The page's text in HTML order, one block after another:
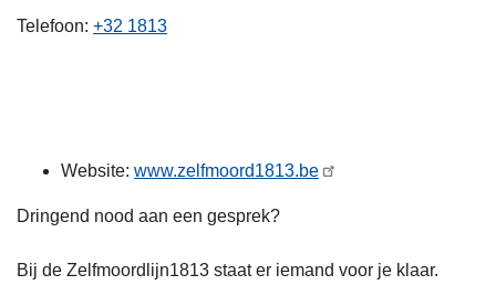
Telefoon +32 1813
Website: www.zelfmoord1813.be
Dringend nood aan een gesprek?
Bij de Zelfmoordlijn1813 staat er iemand voor je klaar.